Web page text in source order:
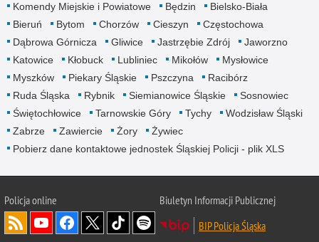
Komendy Miejskie i Powiatowe Będzin
Bielsko-Biała
Bieruń
Bytom Chorzów Cieszyn
Częstochowa
Dąbrowa Górnicza
Gliwice Jastrzębie Zdrój
Jaworzno
Katowice
Kłobuck Lubliniec Mikołów
Mysłowice
Myszków
Piekary Śląskie Pszczyna
Racibórz
Ruda Śląska
Rybnik Siemianowice Śląskie
Sosnowiec
Świętochłowice
Tarnowskie Góry Tychy
Wodzisław Śląski
Zabrze
Zawiercie Żory
Żywiec
Pobierz dane kontaktowe jednostek Śląskiej Policji - plik XLS
Policja online
Biuletyn Informacji Publicznej
BIP Policja Śląska